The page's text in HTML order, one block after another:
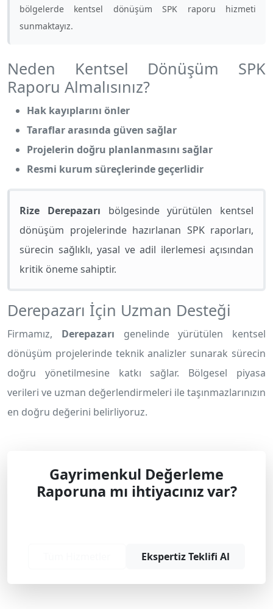
bölgelerde kentsel dönüşüm SPK raporu hizmeti
sunmaktayız.
Neden Kentsel Dönüşüm SPK
Raporu Almalısınız?
Hak kayıplarını önler
Taraflar arasında güven sağlar
Projelerin doğru planlanmasını sağlar
Resmi kurum süreçlerinde geçerlidir
Rize Derepazarı bölgesinde yürütülen kentsel
dönüşüm projelerinde hazırlanan SPK raporları,
sürecin sağlıklı, yasal ve adil ilerlemesi açısından
kritik öneme sahiptir.
Derepazarı İçin Uzman Desteği
Firmamız, Derepazarı genelinde yürütülen kentsel
dönüşüm projelerinde teknik analizler sunarak sürecin
doğru yönetilmesine katkı sağlar. Bölgesel piyasa
verileri ve uzman değerlendirmeleri ile taşınmazlarınızın
en doğru değerini belirliyoruz.
Gayrimenkul Değerleme
Raporuna mı ihtiyacınız var?
Ekspertiz Teklifi Al